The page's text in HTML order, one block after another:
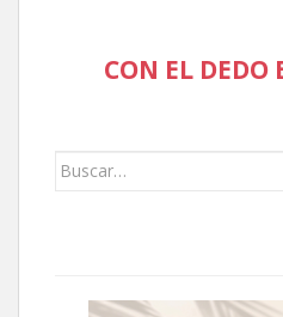
CON EL DEDO
Buscar: